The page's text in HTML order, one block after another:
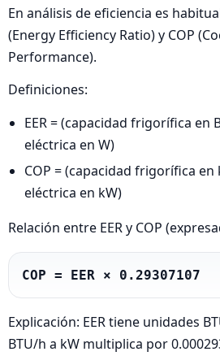
En análisis de eficiencia es
(Energy Efficiency Ratio) y COP
Performance).
Definiciones:
EER = (capacidad frigorífica en
eléctrica en W)
COP = (capacidad frigorífica en
eléctrica en kW)
Relación entre EER y COP
COP = EER × 0.29307107
Explicación: EER tiene unidades
BTU/h a kW multiplica por